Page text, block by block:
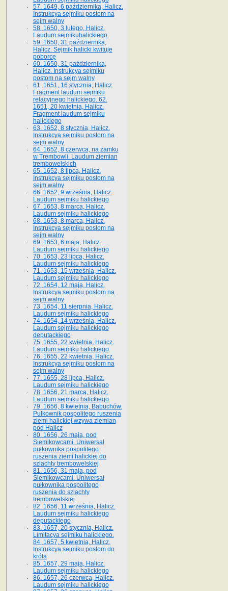
57. 1649, 6 października, Halicz.
Instrukcya sejmiku postom na
sejm walny
58. 1650, 3 lutego, Halicz.
Laudum sejmikuhalickiego
59. 1650, 31 października,
Halicz. Sejmik halicki kwituje
poborcę
60. 1650, 31 października,
Halicz. Instrukcya sejmiku
postom na sejm walny
61. 1651, 16 stycznia, Halicz.
Fragment laudum sejmiku
relacyjnego halickiego. 62.
1651, 20 kwietnia, Halicz.
Fragment laudum sejmiku
halickiego
63. 1652, 8 stycznia, Halicz.
Instrukcya sejmiku postom na
sejm walny
64. 1652, 8 czerwca, na zamku
w Trembowli. Laudum ziemian
trembowelskich
65. 1652, 8 lipca, Halicz.
Instrukcya sejmiku posłom na
sejm walny
66. 1652, 9 września, Halicz.
Laudum sejmiku halickiego
67. 1653, 8 marca, Halicz.
Laudum sejmiku halickiego
68. 1653, 8 marca, Halicz.
Instrukcya sejmiku posłom na
sejm walny
69. 1653, 6 maja, Halicz.
Laudum sejmiku halickiego
70. 1653, 23 lipca, Halicz.
Laudum sejmiku halickiego
71. 1653, 15 września, Halicz.
Laudum sejmiku halickiego
72. 1654, 12 maja, Halicz.
Instrukcya sejmiku posłom na
sejm walny
73. 1654, 11 sierpnia, Halicz.
Laudum sejmiku halickiego
74. 1654, 14 września, Halicz.
Laudum sejmiku halickiego
deputackiego
75. 1655, 22 kwietnia, Halicz.
Laudum sejmiku halickiego
76. 1655, 22 kwietnia, Halicz.
Instrukcya sejmiku posłom na
sejm walny
77. 1655, 28 lipca, Halicz.
Laudum sejmiku halickiego
78. 1656, 21 marca, Halicz.
Laudum sejmiku halickiego
79. 1656, 8 kwietnia, Babuchów.
Pułkownik pospolitego ruszenia
ziemi halickiej wzywa ziemian
pod Halicz
80. 1656, 26 maja, pod
Siemikowcami. Uniwersał
pułkownika pospolitego
ruszenia ziemi halickiej do
szlachty trembowelskiej
81. 1656, 31 maja, pod
Siemikowcami. Uniwersał
pułkownika pospolitego
ruszenia do szlachty
trembowelskiej
82. 1656, 11 września, Halicz.
Laudum sejmiku halickiego
deputackiego
83. 1657, 20 stycznia, Halicz.
Limitacya sejmiku halickiego.
84. 1657, 5 kwietnia, Halicz.
Instrukcya sejmiku posłom do
króla
85. 1657, 29 maja, Halicz.
Laudum sejmiku halickiego
86. 1657, 26 czerwca, Halicz.
Laudum sejmiku halickiego